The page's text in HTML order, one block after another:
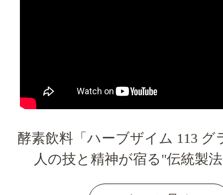
酵素飲料「ハーブザイム 113 グ
人の技と精神が宿る"伝統製